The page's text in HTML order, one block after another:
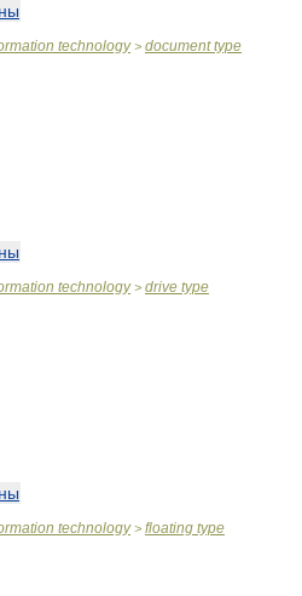
technology> document type
technology> drive type
technology> floating type